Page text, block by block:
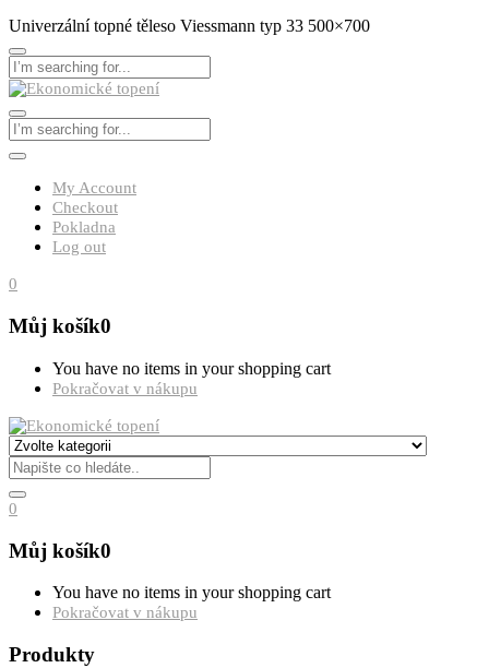
Univerzální topné těleso Viessmann typ 33 500×700
My Account
Checkout
Pokladna
Log out
0
Můj košík0
You have no items in your shopping cart
Pokračovat v nákupu
0
Můj košík0
You have no items in your shopping cart
Pokračovat v nákupu
Produkty